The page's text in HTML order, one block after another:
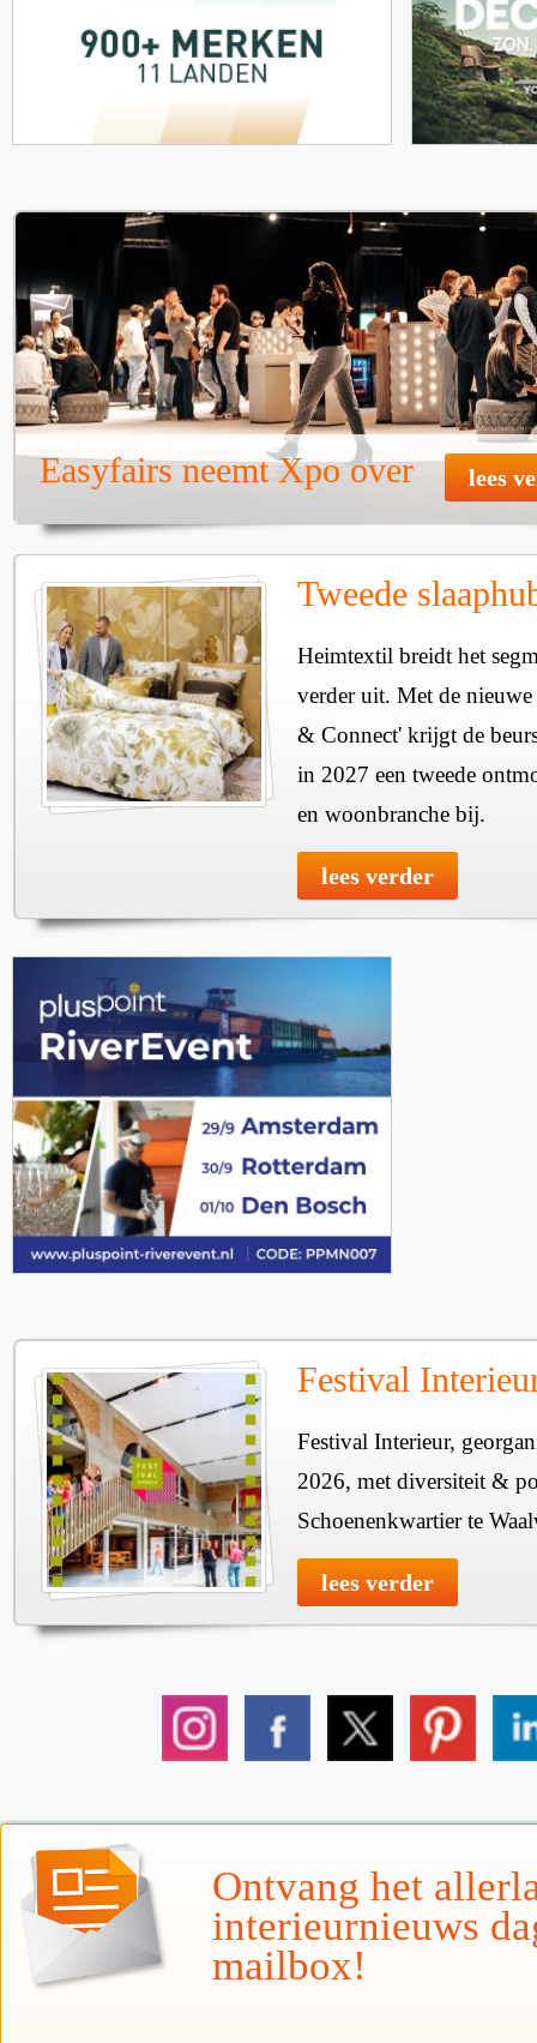
Easyfairs neemt Xpo over lees
Tweede
Heimtextil breidt het
verder uit. Met de
& Connect' krijgt de
in 2027 een tweede
en woonbranche bij.
lees verder
Festival
Festival Interieur,
2026, met diversiteit &
Schoenenkwartier te
lees verder
Ontvang het
interieurnieuws
mailbox!